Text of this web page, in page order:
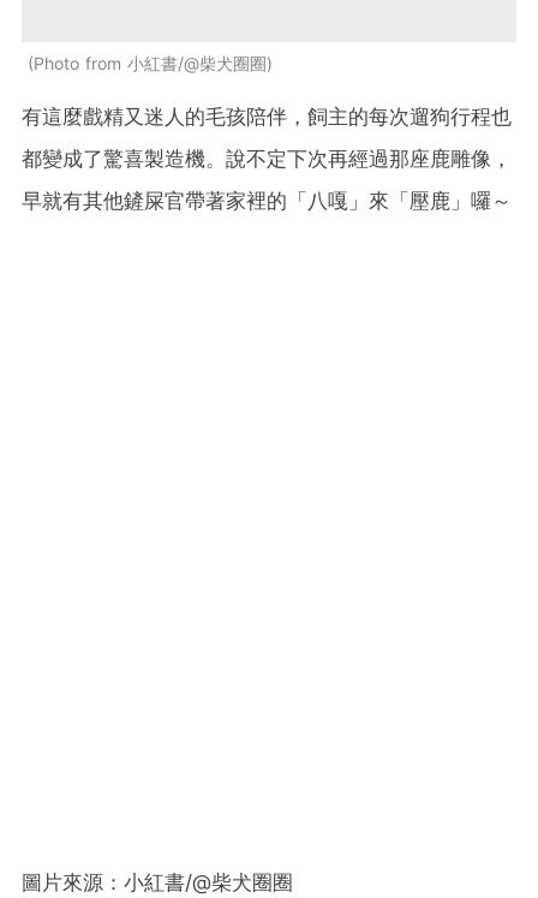
Photo from 小紅書/@柴犬圈圈
有這麼戲精又迷人的毛孩陪伴，飼主的每次遛狗行程也
都變成了驚喜製造機。說不定下次再經過那座鹿雕像，
早就有其他鏟屎官帶著家裡的「八嘎」來「壓鹿」囉～
圖片來源：小紅書/@柴犬圈圈